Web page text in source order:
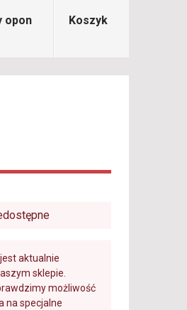
opon Koszyk
aktualnie
sklepie.
możliwość
na specjalne